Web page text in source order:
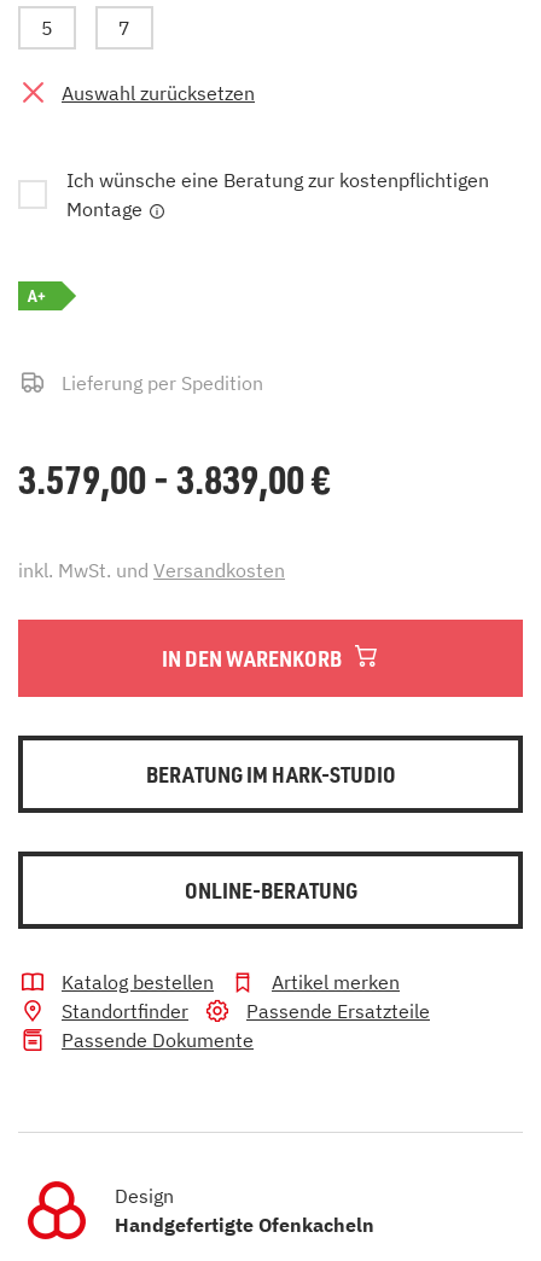
5 7
Auswahl zurücksetzen
Ich wünsche eine Beratung zur kostenpflichtigen
Montage
A+
Lieferung per Spedition
3.579,00 - 3.839,00€
inkl. MwSt. und Versandkosten
IN DEN WARENKORB
BERATUNG IM HARK-STUDIO
ONLINE-BERATUNG
Katalog bestellen
Artikel merken
Standortfinder
Passende Ersatzteile
Passende Dokumente
Design
Handgefertigte Ofenkacheln